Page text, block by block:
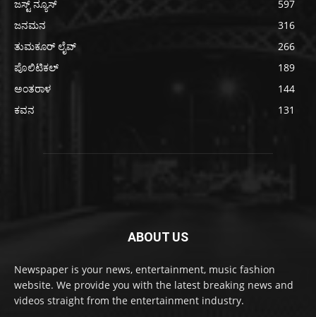
ಜಸ್ಟ್ ನ್ಯೂಸ್
597
ಜನಮನ
316
ತುಮಕೂರ್ ಲೈವ್
266
ಪೊಲಿಟಿಕಲ್
189
ಅಂತರಾಳ
144
ಕವನ
131
ABOUT US
Newspaper is your news, entertainment, music fashion
website. We provide you with the latest breaking news and
videos straight from the entertainment industry.